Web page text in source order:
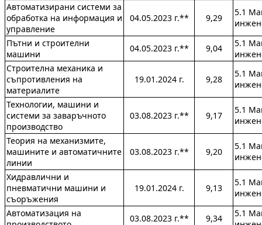
Автоматизирани системи за
обработка на информация и
управление
04.05.2023 г.** 9,29
5.1
Пътни и строителни
машини
04.05.2023 г.** 9,04
5.1
Строителна механика и
съпротивления на
материалите
19.01.2024 г. 9,28
5.1
Технологии, машини и
системи за заваръчното
производство
03.08.2023 г.** 9,17
5.1
Теория на механизмите,
машините и автоматичните
линии
03.08.2023 г.** 9,20
5.1
Хидравлични и
пневматични машини и
съоръжения
19.01.2024 г. 9,13
5.1
Автоматизация на
03.08.2023 г.** 9,34
5.1